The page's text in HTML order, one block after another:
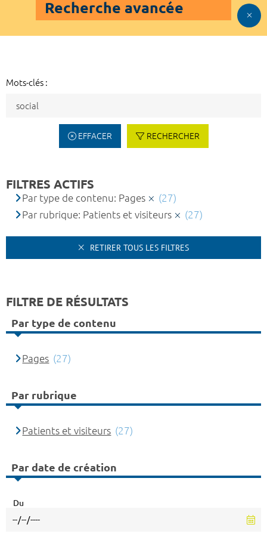
Recherche avancée
Mots-clés :
EFFACER RECHERCHER
FILTRES ACTIFS
Par type de contenu: Pages
(27)
Par rubrique: Patients et visiteurs
(27)
RETIRER TOUS LES FILTRES
FILTRE DE RÉSULTATS
Par type de contenu
Pages (27)
Par rubrique
Patients et visiteurs (27)
Par date de création
Du